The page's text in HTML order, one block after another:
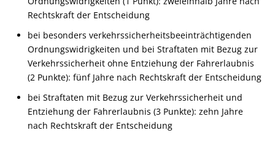
Rechtskraft der Entscheidung
bei besondersverkehrssicherheitsbeeinträchtigenden
Ordnungswidrigkeiten und bei Straftaten mit Bezug zur
Verkehrssicherheit ohne Entziehung der Fahrerlaubnis
(2 Punkte): fünf Jahre nach Rechtskraft der Entscheidung
bei Straftaten mit Bezug zur Verkehrssicherheit und
Entziehung der Fahrerlaubnis (3 Punkte): zehn Jahre
nach Rechtskraft der Entscheidung